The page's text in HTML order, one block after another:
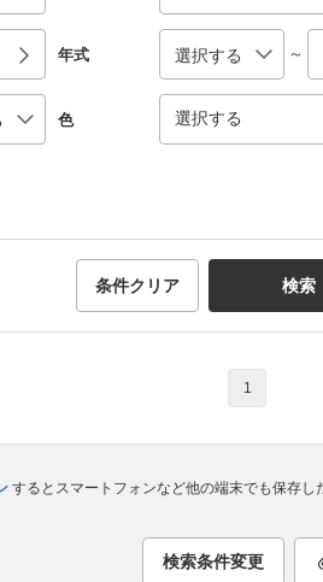
年式 ～
色 選択する
条件クリア 検索
1
するとスマートフォンなど他の端末でも保存し
検索条件変更